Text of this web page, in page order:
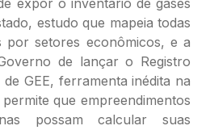
expor o inventário de gases
estudo que mapeia todas
por setores econômicos, e a
de lançar o Registro
GEE, ferramenta inédita na
que empreendimentos
possam calcular suas